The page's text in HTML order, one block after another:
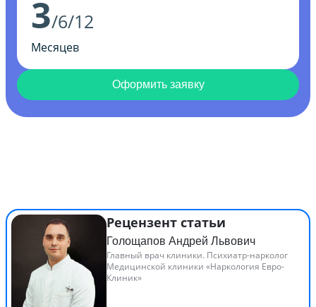
3/6/12
Месяцев
Оформить заявку
Рецензент статьи
Голощапов Андрей Львович
Главный врач клиники. Психиатр-нарколог
Медицинской клиники «Наркология Евро-
Клиник»